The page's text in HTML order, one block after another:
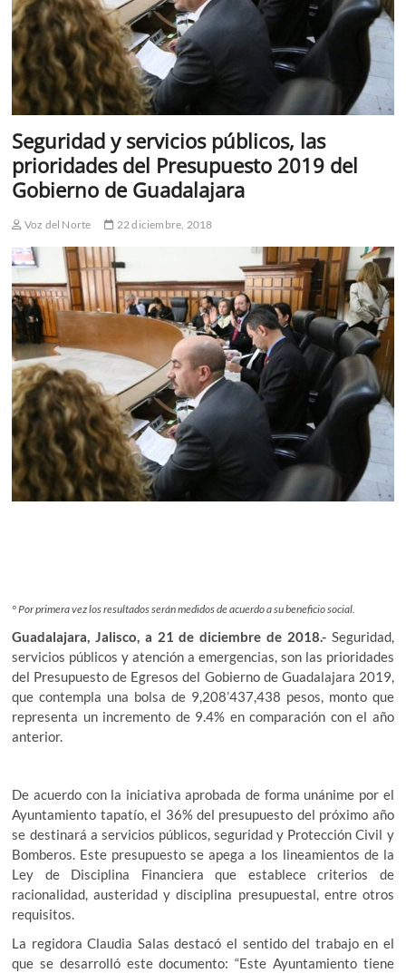
Seguridad y servicios públicos, las
prioridades del Presupuesto 2019 del
Gobierno de Guadalajara
Voz del Norte 22 diciembre, 2018
° Por primera vez los resultados serán medidos de acuerdo a su beneficio social.
Guadalajara, Jalisco, a 21 de diciembre de 2018.-Seguridad,
servicios públicos y atención a emergencias, son las prioridades
del Presupuesto de Egresos del Gobierno de Guadalajara 2019,
que contempla una bolsa de 9,208’437,438 pesos, monto que
representa un incremento de 9.4% en comparación con el año
anterior.
De acuerdo con la iniciativa aprobada de forma unánime por el
Ayuntamiento tapatío, el 36% del presupuesto del próximo año
se destinará a servicios públicos, seguridad y Protección Civil y
Bomberos. Este presupuesto se apega a los lineamientos de la
Ley de Disciplina Financiera que establece criterios de
racionalidad, austeridad y disciplina presupuestal, entre otros
requisitos.
La regidora Claudia Salas destacó el sentido del trabajo en el
que se desarrolló este documento: “Este Ayuntamiento tiene